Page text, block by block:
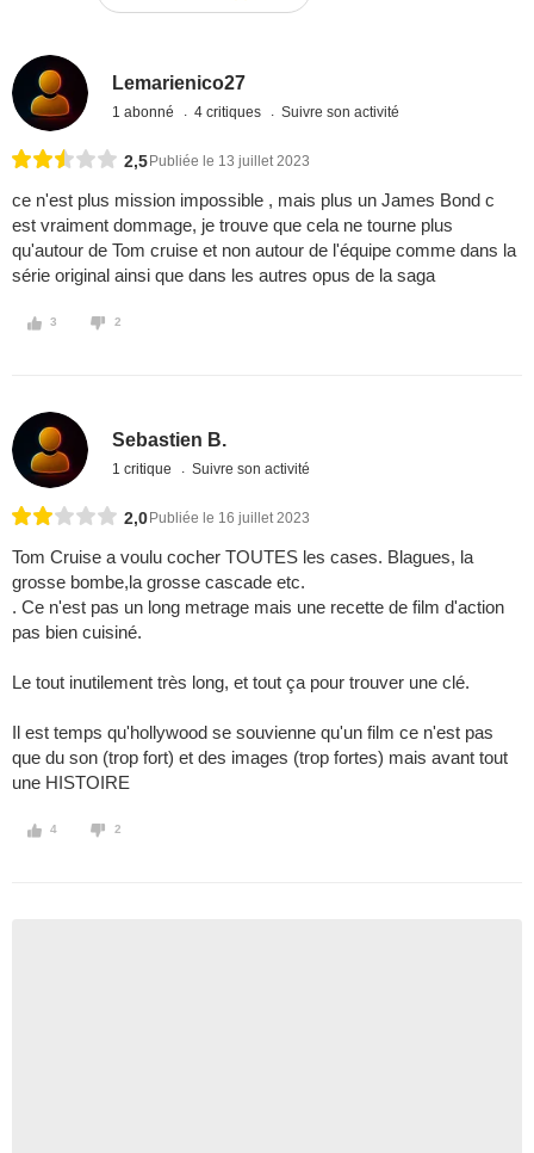
Lemarienico27
1 abonné 4 critiques Suivre son activité
2,5 Publiée le 13 juillet 2023
ce n'est plus mission impossible , mais plus un James Bond c
est vraiment dommage, je trouve que cela ne tourne plus
qu'autour de Tom cruise et non autour de l'équipe comme dans la
série original ainsi que dans les autres opus de la saga
3 2
Sebastien B.
1 critique Suivre son activité
2,0 Publiée le 16 juillet 2023
Tom Cruise a voulu cocher TOUTES les cases. Blagues, la
grosse bombe,la grosse cascade etc.
. Ce n'est pas un long metrage mais une recette de film d'action
pas bien cuisiné.
Le tout inutilement très long, et tout ça pour trouver une clé.
Il est temps qu'hollywood se souvienne qu'un film ce n'est pas
que du son (trop fort) et des images (trop fortes) mais avant tout
une HISTOIRE
4 2